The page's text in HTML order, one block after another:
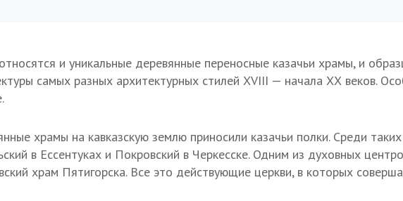
и уникальные деревянные переносные казачьи храмы, и
самых разных архитектурных стилей XVIII — начала ХХ веков.
храмы на кавказскую землю приносили казачьи полки. Среди
в Ессентуках и Покровский в Черкесске. Одним из духовных
храм Пятигорска. Все это действующие церкви, в которых